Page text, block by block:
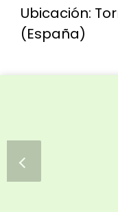
Ubicación:
(España)